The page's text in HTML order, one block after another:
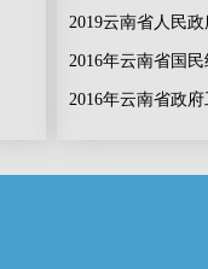
2019云南省人民
2016年云南省国
2016年云南省政